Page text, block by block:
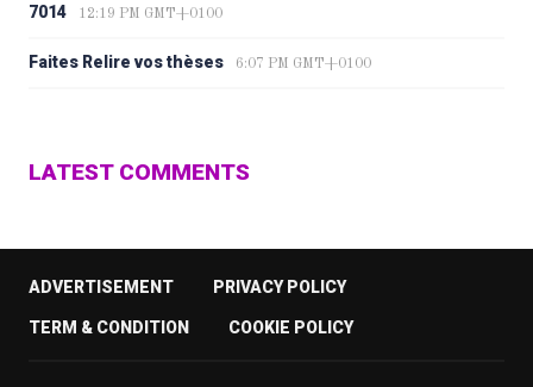
7014
12:19 PM GMT+0100
Faites Relire vos thèses 6:07 PM GMT+0100
LATEST COMMENTS
ADVERTISEMENT PRIVACY POLICY
TERM & CONDITION COOKIE POLICY